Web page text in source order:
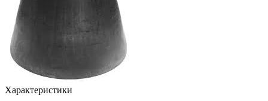
Характеристики